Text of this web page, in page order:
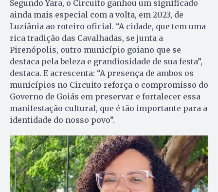
Segundo Yara, o Circuito ganhou um significado
ainda mais especial com a volta, em 2023, de
Luziânia ao roteiro oficial. “A cidade, que tem uma
rica tradição das Cavalhadas, se junta a
Pirenópolis, outro município goiano que se
destaca pela beleza e grandiosidade de sua festa”,
destaca. E acrescenta: “A presença de ambos os
municípios no Circuito reforça o compromisso do
Governo de Goiás em preservar e fortalecer essa
manifestação cultural, que é tão importante para a
identidade do nosso povo”.